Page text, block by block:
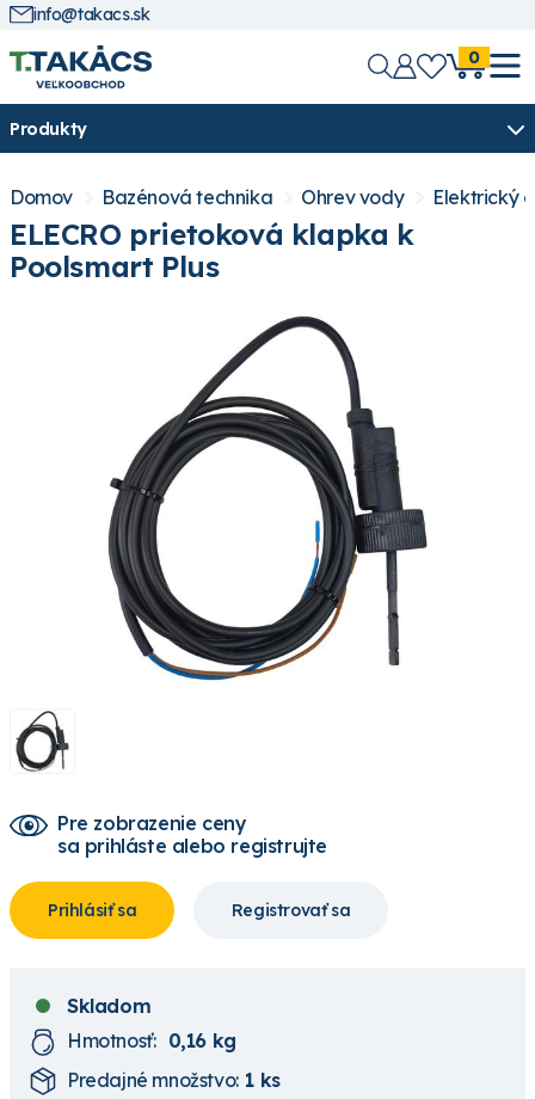
info@takacs.sk
0
Produkty
Domov Bazénová technika Ohrev vody Elektrický
ELECRO prietoková klapka k
Poolsmart Plus
Pre zobrazenie ceny
sa prihláste alebo registrujte
Prihlásiť sa Registrovať sa
Skladom
Hmotnosť: 0,16 kg
Predajné množstvo: 1 ks